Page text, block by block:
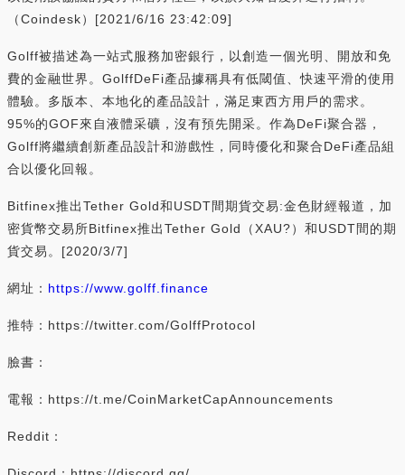
（Coindesk）[2021/6/16 23:42:09]
Golff被描述為一站式服務加密銀行，以創造一個光明、開放和免
費的金融世界。GolffDeFi產品據稱具有低閾值、快速平滑的使用
體驗。多版本、本地化的產品設計，滿足東西方用戶的需求。
95%的GOF來自液體采礦，沒有預先開采。作為DeFi聚合器，
Golff將繼續創新產品設計和游戲性，同時優化和聚合DeFi產品組
合以優化回報。
Bitfinex推出Tether Gold和USDT間期貨交易:金色財經報道，加
密貨幣交易所Bitfinex推出Tether Gold（XAU?）和USDT間的期
貨交易。[2020/3/7]
網址： https://www.golff.finance
推特：https://twitter.com/GolffProtocol
臉書：
電報：https://t.me/CoinMarketCapAnnouncements
Reddit：